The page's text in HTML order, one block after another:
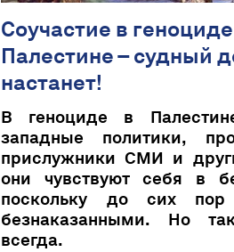
Соучастие в
Палестине – судный
настанет!
В геноциде в
западные политики,
прислужники СМИ и
они чувствуют себя в
поскольку до сих пор
безнаказанными. Но
всегда.